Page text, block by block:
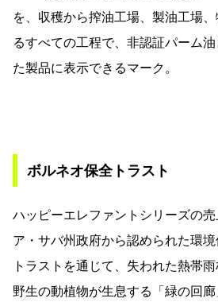
を、収穫から搾油工場、製油工場
るすべての工程で、非認証パーム
た製品に表示できるマーク。
ボルネオ保全トラスト
ハッピーエレファントシリーズの
ア・サバ州政府から認められた環
トラストを通じて、失われた熱帯雨
野生の動植物が生息する「緑の回